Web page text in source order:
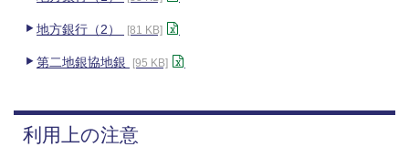
地方銀行（2） [81 KB]
第二地銀協地銀 [95 KB]
利用上の注意